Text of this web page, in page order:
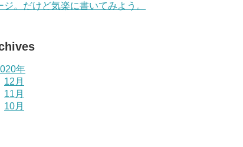
ジ。だけど気楽に書いてみよう。
年
12月
11月
10月